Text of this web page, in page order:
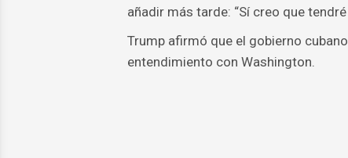
añadir más tarde: “Sí creo que
Trump afirmó que el gobierno
entendimiento con Washington.